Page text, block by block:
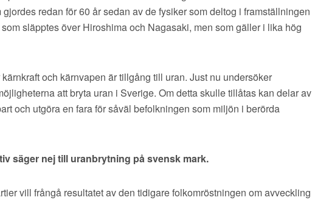
redan för 60 år sedan av de fysiker som deltog i framställningen
släpptes över Hiroshima och Nagasaki, men som gäller i lika hög
och kärnvapen är tillgång till uran. Just nu undersöker
att bryta uran i Sverige. Om detta skulle tillåtas kan delar av
och utgöra en fara för såväl befolkningen som miljön i berörda
säger nej till uranbrytning på svensk mark.
vill frångå resultatet av den tidigare folkomröstningen om avveckling